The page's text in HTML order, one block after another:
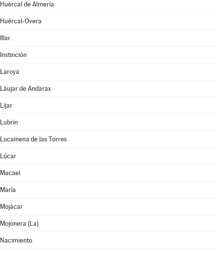
Huércal de Almería
Huércal-Overa
Illar
Instinción
Laroya
Láujar de Andarax
Líjar
Lubrín
Lucainena de las Torres
Lúcar
Macael
María
Mojácar
Mojonera (La)
Nacimiento